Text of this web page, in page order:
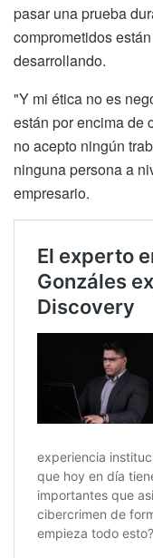
pasar una prueba
comprometidos
desarrollando.
"Y mi ética no es
están por encima de
no acepto ningún
ninguna persona a
empresario.